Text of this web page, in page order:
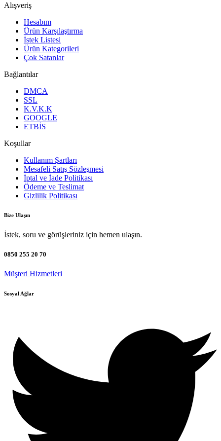
Alışveriş
Hesabım
Ürün Karşılaştırma
İstek Listesi
Ürün Kategorileri
Çok Satanlar
Bağlantılar
DMCA
SSL
K.V.K.K
GOOGLE
ETBİS
Koşullar
Kullanım Şartları
Mesafeli Satış Sözleşmesi
İptal ve İade Politikası
Ödeme ve Teslimat
Gizlilik Politikası
Bize Ulaşın
İstek, soru ve görüşleriniz için hemen ulaşın.
0850 255 20 70
Müşteri Hizmetleri
Sosyal Ağlar